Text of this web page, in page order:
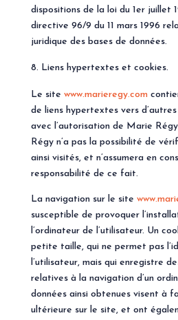
dispositions de la loi du 1er juillet
directive 96/9 du 11 mars 1996
juridique des bases de données.
Liens hypertextes et cookies.
Le site www.marieregy.com
de liens hypertextes vers
avec l’autorisation de Marie
Régy n’a pas la possibilité de
ainsi visités, et n’assumera en
responsabilité de ce fait.
La navigation sur le site
susceptible de provoquer
l’ordinateur de l’utilisateur. Un
petite taille, qui ne permet pas
l’utilisateur, mais qui enregistre
relatives à la navigation d’un
données ainsi obtenues visent à
ultérieure sur le site, et ont